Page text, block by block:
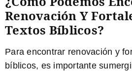
Renovación Y
Textos Bíblicos?
Para encontrar renovación y
bíblicos, es importante